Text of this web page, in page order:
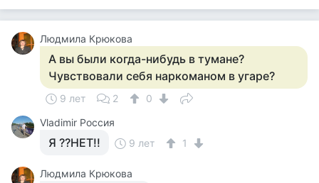
Людмила Крюкова
А вы были когда-нибудь в тумане?
Чувствовали себя наркоманом в угаре?
9 лет 2
0
Vladimir Россия
Я ??НЕТ!! 9 лет 1
Людмила Крюкова